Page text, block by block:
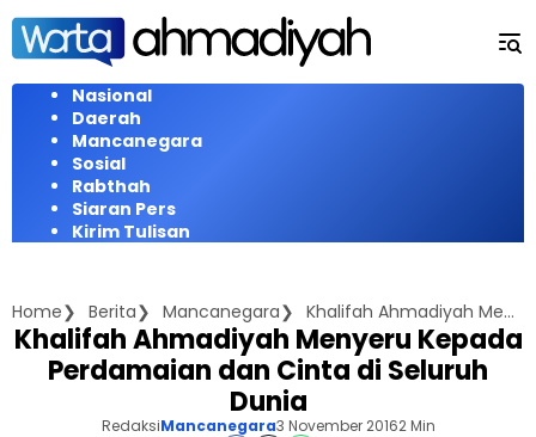
Langsung
konten
Nasional
Daerah
Mancanegara
Sosial
Rabthah
Siaran Pers
Kirim Tulisan
Home Berita Mancanegara Khalifah Ahmadiyah Menyeru Kepada Perdamaian dan Cinta di Seluruh Dunia
Khalifah Ahmadiyah Menyeru Kepada
Perdamaian dan Cinta di Seluruh
Dunia
RedaksiMancanegara3 November 20162 Min